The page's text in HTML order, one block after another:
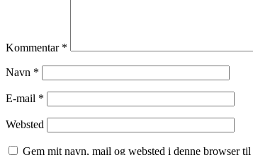
Kommentar *
Navn *
E-mail *
Websted
Gem mit navn, mail og websted i denne browser